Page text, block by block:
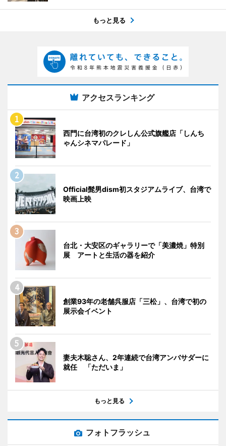
もっと見る
アクセスランキング
西門に台湾初のクレしん公式旗艦店「しんち
ゃんシネマパレード」
Official髭男dism初スタジアムライブ、台湾で
映画上映
台北・大安区のギャラリーで「美濃焼」特別
展 アートと生活の器を紹介
創業93年の老舗呉服店「三松」、台湾で初の
展示会イベント
妻夫木聡さん、2年連続で台湾アンバサダーに
就任 「ただいま」
もっと見る
フォトフラッシュ